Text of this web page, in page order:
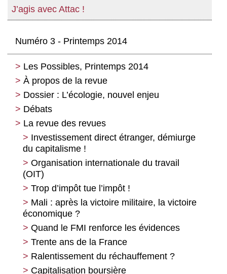
J’agis avec Attac !
Numéro 3 - Printemps 2014
Les Possibles, Printemps 2014
À propos de la revue
Dossier : L’écologie, nouvel enjeu
La transition énergétique : pourquoi,
pour qui et comment ?
La transition énergétique : bonne ou
mauvaise pour l’emploi ?
Comment penser une « prospérité sans
croissance » ?
L’État comme interface entre le
capitalisme et la nature
Sport, infrastructures et totalitarismes
Le paradigme écologique et le politique
Penser l’écologisme comme force
Pour dépasser l’opposition
Débats
Les projets d’infrastructures de transport,
tous « inutiles et imposés » ?
Financiarisation au Brésil : « un tigre en
papier, avec des dents atomiques » ?
Cinquante ans d’éducation populaire et
de résistance à la dictature
Déstabiliser le compromis à droite,
imaginer une stratégie pour la gauche
C’est le moment de bifurquer
Une question stratégique centrale : En
finir avec le néolibéralisme
Les nouveaux habits du commun
La revue des revues
Investissement direct étranger, démiurge
du capitalisme !
Organisation internationale du travail
(OIT)
Trop d’impôt tue l’impôt !
Mali : après la victoire militaire, la victoire
économique ?
Quand le FMI renforce les évidences
Trente ans de la France
Ralentissement du réchauffement ?
Capitalisation boursière